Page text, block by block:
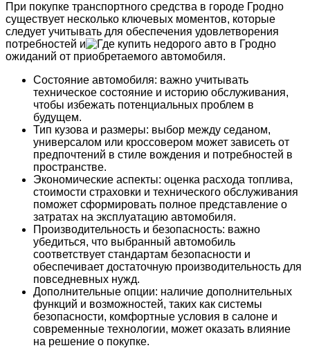
При покупке транспортного средства в городе Гродно
существует несколько ключевых моментов, которые
следует учитывать для обеспечения удовлетворения
потребностей и
ожиданий от приобретаемого автомобиля.
Состояние автомобиля: важно учитывать
техническое состояние и историю обслуживания,
чтобы избежать потенциальных проблем в
будущем.
Тип кузова и размеры: выбор между седаном,
универсалом или кроссовером может зависеть от
предпочтений в стиле вождения и потребностей в
пространстве.
Экономические аспекты: оценка расхода топлива,
стоимости страховки и технического обслуживания
поможет сформировать полное представление о
затратах на эксплуатацию автомобиля.
Производительность и безопасность: важно
убедиться, что выбранный автомобиль
соответствует стандартам безопасности и
обеспечивает достаточную производительность для
повседневных нужд.
Дополнительные опции: наличие дополнительных
функций и возможностей, таких как системы
безопасности, комфортные условия в салоне и
современные технологии, может оказать влияние
на решение о покупке.